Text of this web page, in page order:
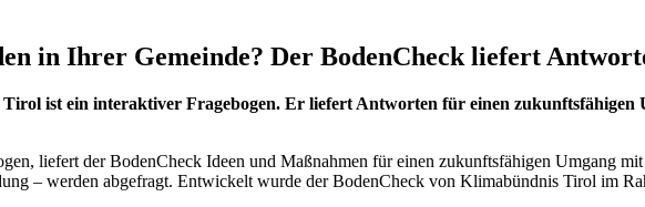
in Ihrer Gemeinde? Der BodenCheck liefert
ist ein interaktiver Fragebogen. Er liefert Antworten für einen zukunftsfähigen
liefert der BodenCheck Ideen und Maßnahmen für einen zukunftsfähigen Umgang
– werden abgefragt. Entwickelt wurde der BodenCheck von Klimabündnis Tirol im